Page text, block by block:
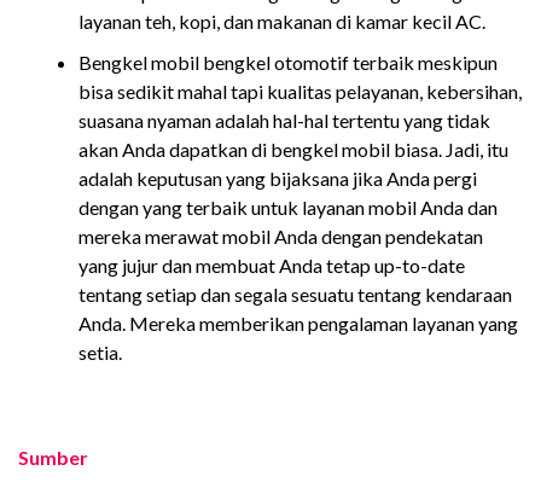
layanan teh, kopi, dan makanan di kamar kecil AC.
Bengkel mobil bengkel otomotif terbaik meskipun
bisa sedikit mahal tapi kualitas pelayanan, kebersihan,
suasana nyaman adalah hal-hal tertentu yang tidak
akan Anda dapatkan di bengkel mobil biasa. Jadi, itu
adalah keputusan yang bijaksana jika Anda pergi
dengan yang terbaik untuk layanan mobil Anda dan
mereka merawat mobil Anda dengan pendekatan
yang jujur ​​dan membuat Anda tetap up-to-date
tentang setiap dan segala sesuatu tentang kendaraan
Anda. Mereka memberikan pengalaman layanan yang
setia.
Sumber